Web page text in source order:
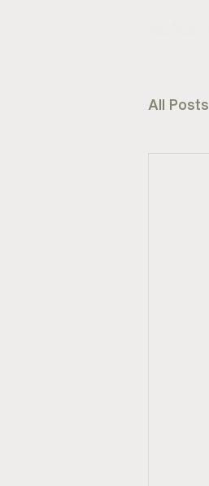
All Posts